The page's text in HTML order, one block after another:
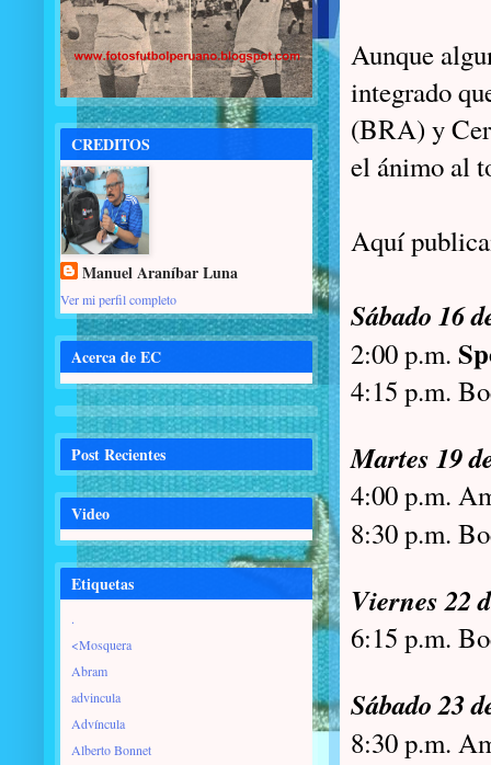
Aunque
integrado
(BRA) y
el ánimo al
Aquí
Sábado 16
2:00 p.m.
4:15 p.m.
Martes 19
4:00 p.m.
8:30 p.m.
Viernes 22
6:15 p.m.
Sábado 23
8:30 p.m.
CREDITOS
Manuel Araníbar Luna
Ver mi perfil completo
Acerca de EC
Post Recientes
Video
Etiquetas
.
<Mosquera
Abram
advincula
Advíncula
Alberto Bonnet